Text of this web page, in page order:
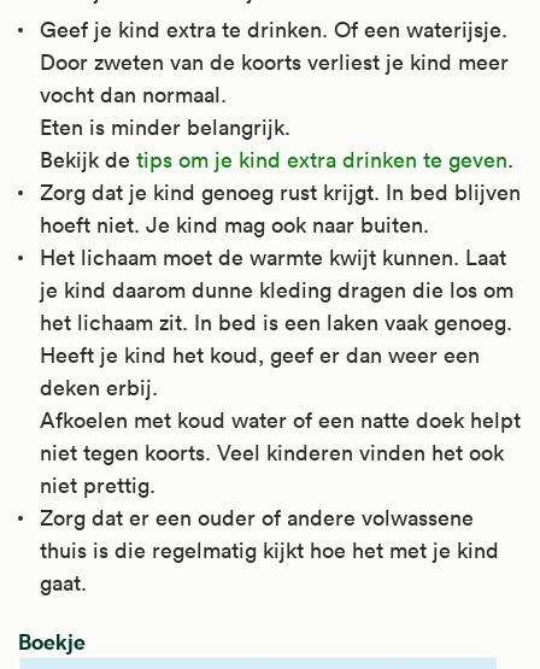
Geef je kind extra te drinken. Of een waterijsje.
Door zweten van de koorts verliest je kind meer
vocht dan normaal.
Eten is minder belangrijk.
Bekijk de tips om je kind extra drinken te geven.
Zorg dat je kind genoeg rust krijgt. In bed blijven
hoeft niet. Je kind mag ook naar buiten.
Het lichaam moet de warmte kwijt kunnen. Laat
je kind daarom dunne kleding dragen die los om
het lichaam zit. In bed is een laken vaak genoeg.
Heeft je kind het koud, geef er dan weer een
deken erbij.
Afkoelen met koud water of een natte doek helpt
niet tegen koorts. Veel kinderen vinden het ook
niet prettig.
Zorg dat er een ouder of andere volwassene
thuis is die regelmatig kijkt hoe het met je kind
gaat.
Boekje